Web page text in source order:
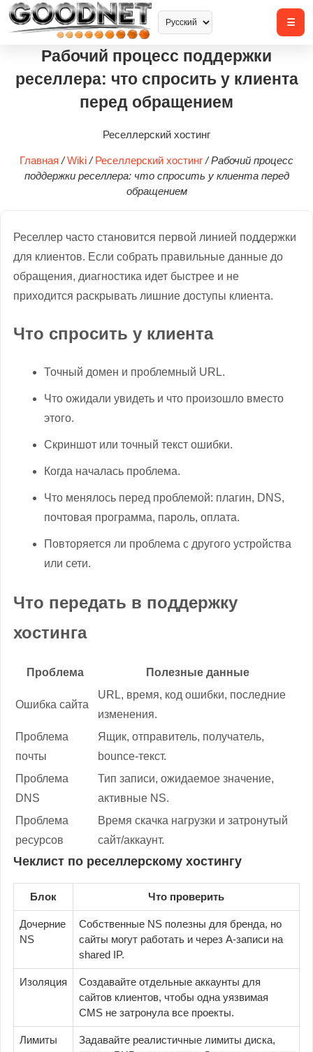
Рабочий процесс поддержки
реселлера: что спросить у клиента
перед обращением
Реселлерский хостинг
Главная / Wiki / Реселлерский хостинг / Рабочий процесс
поддержки реселлера: что спросить у клиента перед
обращением
Реселлер часто становится первой линией поддержки
для клиентов. Если собрать правильные данные до
обращения, диагностика идет быстрее и не
приходится раскрывать лишние доступы клиента.
Что спросить у клиента
Точный домен и проблемный URL.
Что ожидали увидеть и что произошло вместо
этого.
Скриншот или точный текст ошибки.
Когда началась проблема.
Что менялось перед проблемой: плагин, DNS,
почтовая программа, пароль, оплата.
Повторяется ли проблема с другого устройства
или сети.
Что передать в поддержку
хостинга
Проблема Полезные данные
Ошибка сайта
URL, время, код ошибки, последние
изменения.
Проблема
почты
Ящик, отправитель, получатель,
bounce-текст.
Проблема
DNS
Тип записи, ожидаемое значение,
активные NS.
Проблема
ресурсов
Время скачка нагрузки и затронутый
сайт/аккаунт.
Чеклист по реселлерскому хостингу
Блок Что проверить
Дочерние
NS
Собственные NS полезны для бренда, но
сайты могут работать и через A-записи на
shared IP.
Изоляция
Создавайте отдельные аккаунты для
сайтов клиентов, чтобы одна уязвимая
CMS не затронула все проекты.
Лимиты
Задавайте реалистичные лимиты диска,